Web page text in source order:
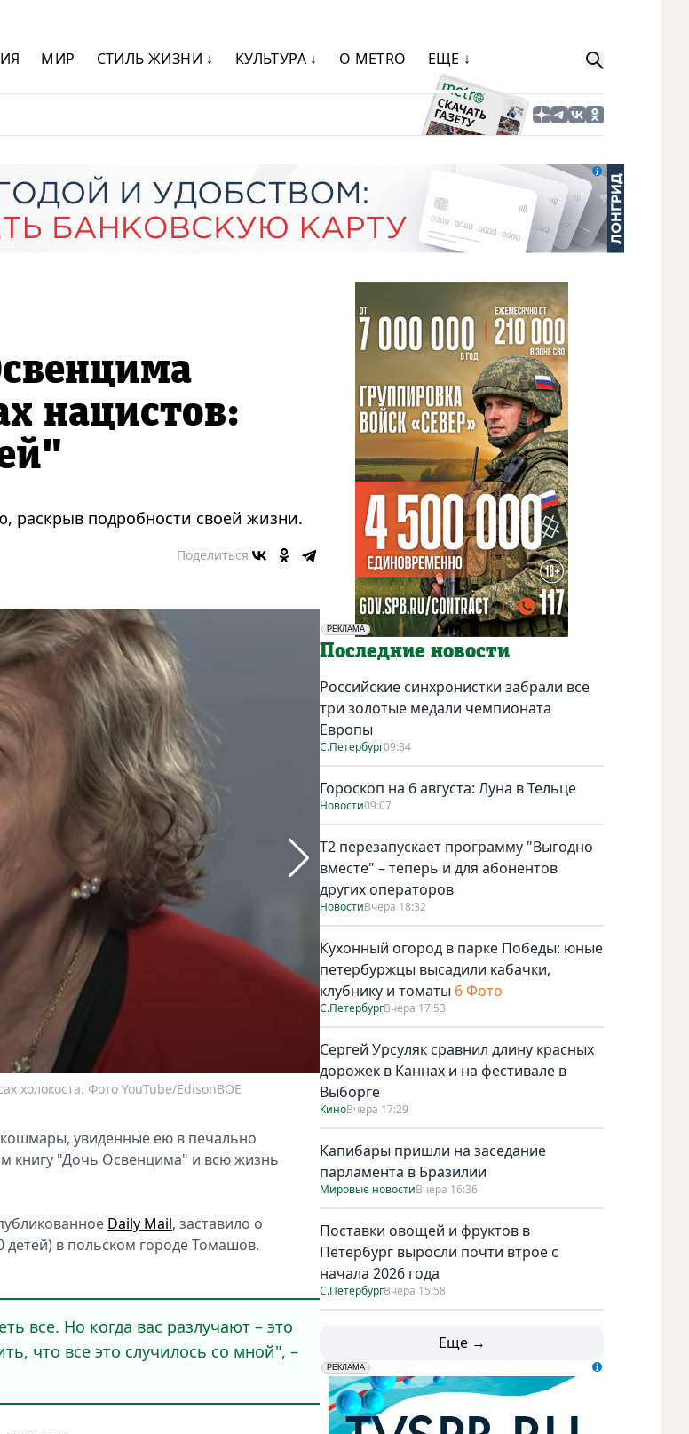
МИР СТИЛЬ ЖИЗНИ ↓ КУЛЬТУРА ↓ О METRO ЕЩЕ ↓
нацистов:
раскрыв подробности своей жизни.
Поделиться
холокоста. Фото YouTube/EdisonBOE Новые узники Освенцима, поступившие в лагерь из
увиденные ею в печально
книгу "Дочь Освенцима" и всю жизнь
Daily Mail, заставило о
детей) в польском городе Томашов.
все. Но когда вас разлучают – это
что все это случилось со мной", –
РЕКЛАМА
Социальная реклама
Последние новости
Российские синхронистки забрали все
три золотые медали чемпионата
Европы
С.Петербург09:34
Гороскоп на 6 августа: Луна в Тельце
Новости09:07
Т2 перезапускает программу "Выгодно
вместе" – теперь и для абонентов
других операторов
НовостиВчера 18:32
Кухонный огород в парке Победы: юные
петербуржцы высадили кабачки,
клубнику и томаты 6 Фото
С.ПетербургВчера 17:53
Сергей Урсуляк сравнил длину красных
дорожек в Каннах и на фестивале в
Выборге
КиноВчера 17:29
Капибары пришли на заседание
парламента в Бразилии
Мировые новостиВчера 16:36
Поставки овощей и фруктов в
Петербург выросли почти втрое с
начала 2026 года
С.ПетербургВчера 15:58
Еще →
erid: LdtCK5udn
РЕКЛАМА
АО "ГАТР", ИНН: 7841320717